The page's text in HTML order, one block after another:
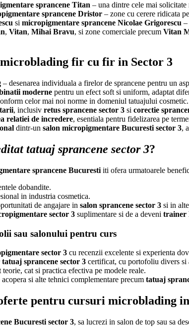
sprancene Titan – una dintre cele mai
sprancene Dristor – zone cu cerere ridicata
si micropigmentare sprancene Nicolae Grigorescu –
, Vitan, Mihai Bravu, si zone comerciale precum Vitan
fir cu fir in Sector 3
– desenarea individuala a firelor de sprancene pentru un
moderne pentru un efect soft si uniform, adaptat
celor mai noi norme in domeniul tatuajului cosmetic.
, inclusiv retus sprancene sector 3 si corectie
relatiei de incredere, esentiala pentru fidelizarea pe
dintr-un salon micropigmentare Bucuresti sector 3,
tatuaj sprancene sector 3?
sprancene Bucuresti iti ofera urmatoarele
dobandite.
in industria cosmetica.
de angajare in salon sprancene sector 3 si in
sector 3 suplimentare si de a deveni trainer
sau salonului pentru curs
sector 3 cu recenzii excelente si experienta
sprancene sector 3 certificat, cu portofoliu divers si
cat si practica efectiva pe modele reale.
acopera si alte tehnici complementare precum tatuaj
pentru cursuri microblading
Bucuresti sector 3, sa lucrezi in salon de top sau sa